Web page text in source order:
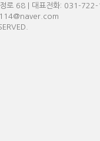
정로 68 | 대표전화: 031-